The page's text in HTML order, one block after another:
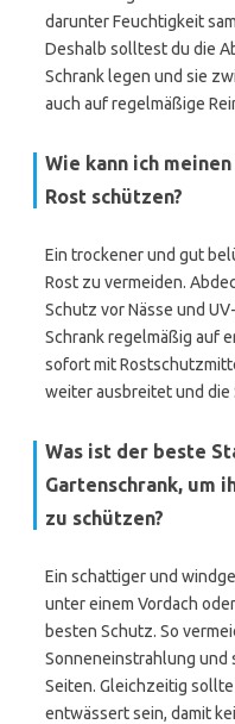
darunter Feuchtigkeit
Deshalb solltest du die
Schrank legen und sie
auch auf regelmäßige
Wie kann ich
Rost schützen?
Ein trockener und gut
Rost zu vermeiden.
Schutz vor Nässe und
Schrank regelmäßig auf
sofort mit
weiter ausbreitet und die
Was ist der beste
Gartenschrank, um
zu schützen?
Ein schattiger und
unter einem Vordach
besten Schutz. So
Sonneneinstrahlung und
Seiten. Gleichzeitig
entwässert sein, damit